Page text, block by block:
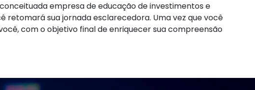
empresa de educação de investimentos e
retomará sua jornada esclarecedora. Uma vez que você
com o objetivo final de enriquecer sua compreensão